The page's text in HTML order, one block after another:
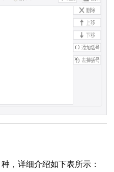
，详细介绍如下表所示：